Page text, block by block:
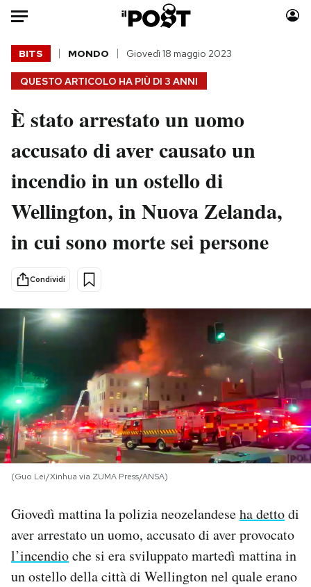
Auto
HOME
Italia
Politica
Tecnologia
Scienza
Cultura
Sport
Moda
Consumismi
Storie/Idee
Media
Europa
Altrecose
PODCAST
NEWSLETTER
I MIEI PREFERITI
SHOP
CALENDARIO
AREA PERSONALE
QUESTO ARTICOLO HA PIÙ DI 3 ANNI
BITS MONDO Giovedì 18 maggio 2023
È stato arrestato un uomo
accusato di aver causato un
incendio in un ostello di
Wellington, in Nuova Zelanda,
in cui sono morte sei persone
Condividi
(Guo Lei/Xinhua via ZUMA Press/ANSA)
Giovedì mattina la polizia neozelandeseha dettodi
aver arrestato un uomo, accusato di aver provocato
l’incendioche si era sviluppato martedì mattina in
un ostello della città di Wellington nel quale erano